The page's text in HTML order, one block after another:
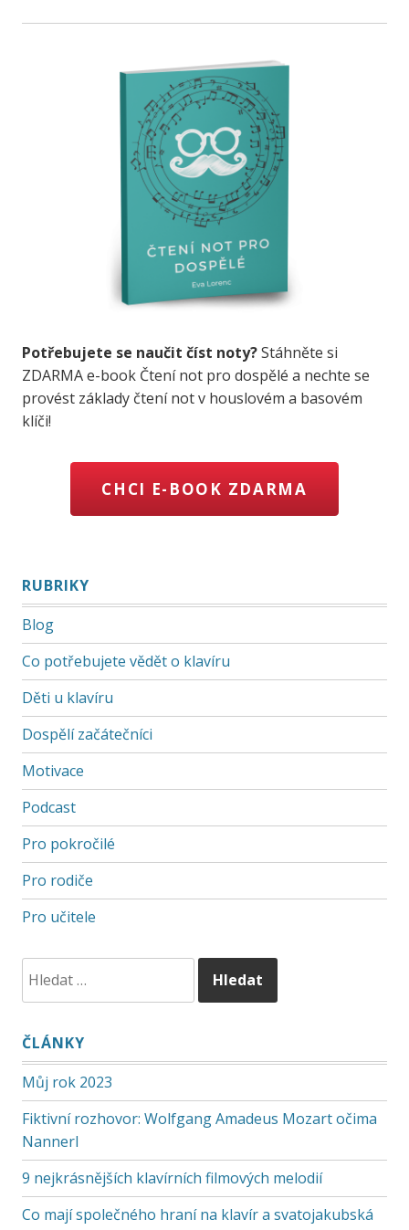
Potřebujete se naučit číst noty?Stáhněte si
ZDARMA e-book Čtení not pro dospělé a nechte se
provést základy čtení not v houslovém a basovém
klíči!
CHCI E-BOOK ZDARMA
RUBRIKY
Blog
Co potřebujete vědět o klavíru
Děti u klavíru
Dospělí začátečníci
Motivace
Podcast
Pro pokročilé
Pro rodiče
Pro učitele
ČLÁNKY
Můj rok 2023
Fiktivní rozhovor: Wolfgang Amadeus Mozart očima
Nannerl
9 nejkrásnějších klavírních filmových melodií
Co mají společného hraní na klavír a svatojakubská